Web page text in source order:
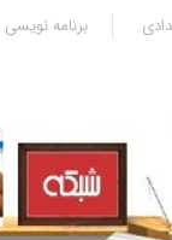
برنامه نویسی